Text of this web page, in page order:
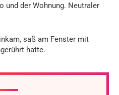
und der Wohnung. Neutraler
saß am Fenster mit
hatte.